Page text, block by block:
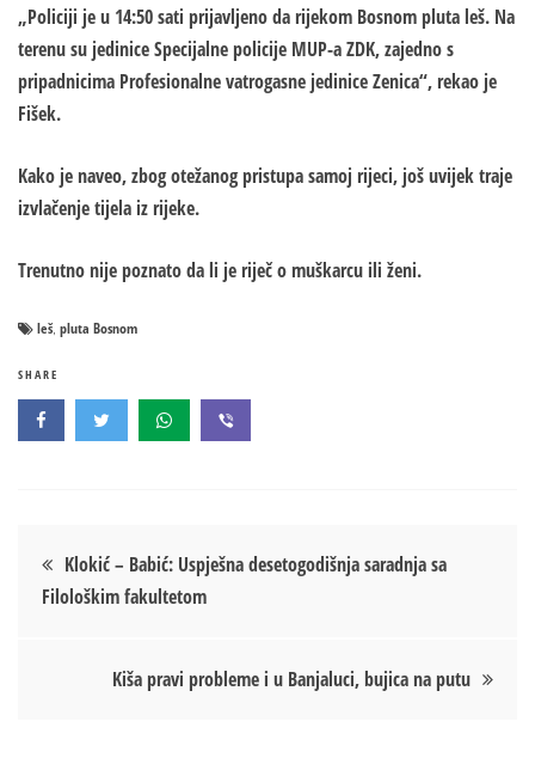
„Policiji je u 14:50 sati prijavljeno da rijekom Bosnom pluta leš. Na
terenu su jedinice Specijalne policije MUP-a ZDK, zajedno s
pripadnicima Profesionalne vatrogasne jedinice Zenica“, rekao je
Fišek.
Kako je naveo, zbog otežanog pristupa samoj rijeci, još uvijek traje
izvlačenje tijela iz rijeke.
Trenutno nije poznato da li je riječ o muškarcu ili ženi.
leš, pluta Bosnom
SHARE
Кретање
чланка
Klokić – Babić: Uspješna desetogodišnja saradnja sa
Filološkim fakultetom
Kiša pravi probleme i u Banjaluci, bujica na putu